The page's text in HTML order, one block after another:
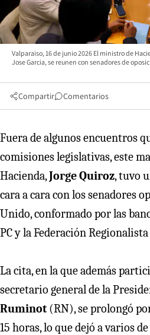
Valparaiso, 16 de junio 2026 El ministro de
Jose Garcia, se reunen con senadores de
Compartir Comentarios
Fuera de algunos encuentros
comisiones legislativas, este
Hacienda,Jorge Quiroz, tuvo
cara a cara con los senadores
Unido, conformado por las
PC y la Federación
La cita, en la que además
secretario general de la
Ruminot (RN), se prolongó
15 horas, lo que dejó a varios